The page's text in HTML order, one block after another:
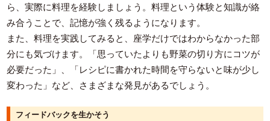
ら、実際に料理を経験しましょう。料理という体験と知識が絡
み合うことで、記憶が強く残るようになります。
また、料理を実践してみると、座学だけではわからなかった部
分にも気づけます。「思っていたよりも野菜の切り方にコツが
必要だった」、「レシピに書かれた時間を守らないと味が少し
変わった」など、さまざまな発見があるでしょう。
フィードバックを生かそう